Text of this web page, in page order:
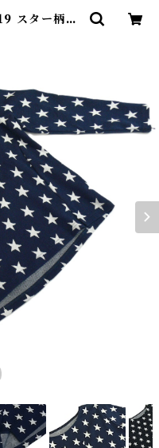
スター柄プ